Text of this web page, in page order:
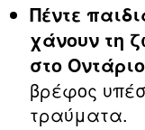
Πέντε
χάνουν τη
στο
βρέφος
τραύματα.